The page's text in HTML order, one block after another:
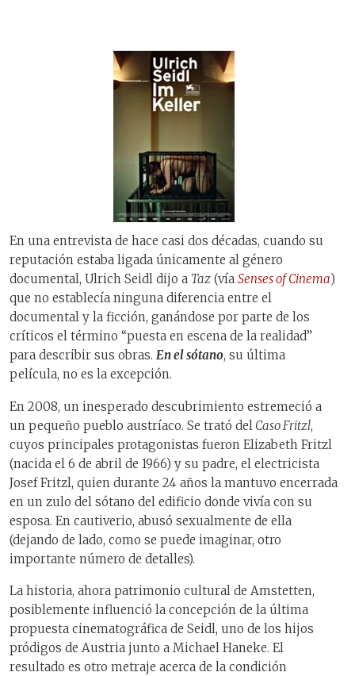
En una entrevista de hace casi dos décadas, cuando su
reputación estaba ligada únicamente al género
documental, Ulrich Seidl dijo a Taz (vía Senses of Cinema)
que no establecía ninguna diferencia entre el
documental y la ficción, ganándose por parte de los
críticos el término “puesta en escena de la realidad”
para describir sus obras. En el sótano, su última
película, no es la excepción.
En 2008, un inesperado descubrimiento estremeció a
un pequeño pueblo austríaco. Se trató del Caso Fritzl,
cuyos principales protagonistas fueron Elizabeth Fritzl
(nacida el 6 de abril de 1966) y su padre, el electricista
Josef Fritzl, quien durante 24 años la mantuvo encerrada
en un zulo del sótano del edificio donde vivía con su
esposa. En cautiverio, abusó sexualmente de ella
(dejando de lado, como se puede imaginar, otro
importante número de detalles).
La historia, ahora patrimonio cultural de Amstetten,
posiblemente influenció la concepción de la última
propuesta cinematográfica de Seidl, uno de los hijos
pródigos de Austria junto a Michael Haneke. El
resultado es otro metraje acerca de la condición